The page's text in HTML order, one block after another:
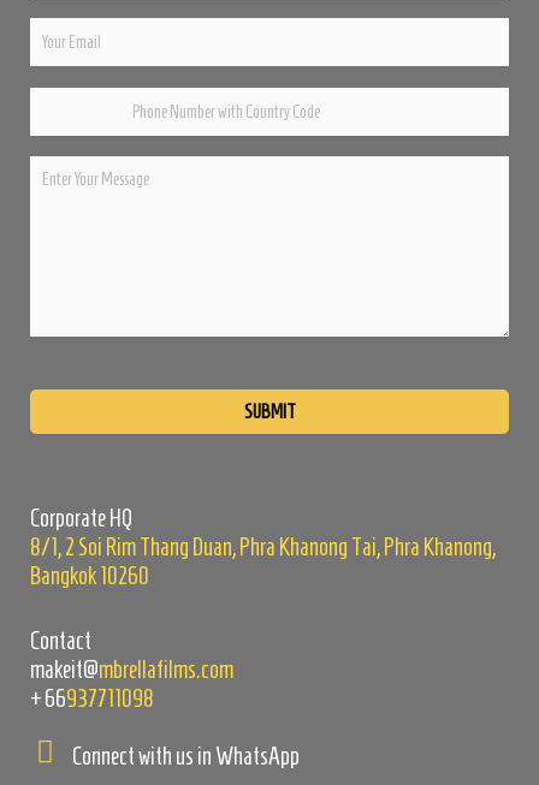
Corporate HQ
8/1, 2 Soi Rim Thang Duan, Phra Khanong Tai, Phra Khanong,
Bangkok 10260
Contact
makeit@mbrellafilms.com
+66937711098
Connect with us in WhatsApp